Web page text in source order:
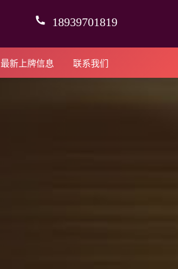
18939701819
最新上牌信息 联系我们